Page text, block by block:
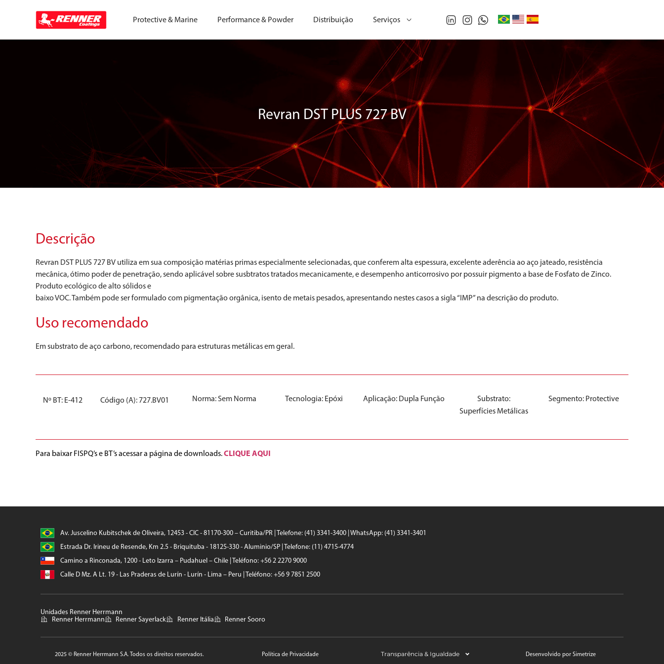
Protective & Marine Performance & Powder Distribuição Serviços
Revran DST PLUS 727 BV
Descrição
Revran DST PLUS 727 BV utiliza em sua composição matérias primas especialmente selecionadas, que conferem alta espessura, excelente aderência ao aço jateado, resistência
mecânica, ótimo poder de penetração, sendo aplicável sobre susbtratos tratados mecanicamente, e desempenho anticorrosivo por possuir pigmento a base de Fosfato de Zinco.
Produto ecológico de alto sólidos e
baixo VOC. Também pode ser formulado com pigmentação orgânica, isento de metais pesados, apresentando nestes casos a sigla “IMP” na descrição do produto.
Uso recomendado
Em substrato de aço carbono, recomendado para estruturas metálicas em geral.
Nº BT: E-412 Código (A): 727.BV01 Norma:Sem Norma Tecnologia: Epóxi Aplicação: Dupla Função
Substrato:
Superfícies Metálicas
Segmento: Protective
Para baixar FISPQ’s e BT’s acessar a página de downloads.CLIQUE AQUI
Av. Juscelino Kubitschek de Oliveira, 12453 - CIC - 81170-300 – Curitiba/PR | Telefone: (41) 3341-3400 | WhatsApp: (41) 3341-3401
Estrada Dr. Irineu de Resende, Km 2.5 - Briquituba - 18125-330 - Aluminio/SP | Telefone: (11) 4715-4774
Camino a Rinconada, 1200 - Leto Izarra – Pudahuel – Chile | Teléfono: +56 2 2270 9000
Calle D Mz. A Lt. 19 - Las Praderas de Lurín - Lurín - Lima – Peru | Teléfono: +56 9 7851 2500
Unidades Renner Herrmann
Renner Herrmann
Renner Sayerlack Renner Itália Renner Sooro
2025 © Renner Herrmann S.A. Todos os direitos reservados. Política de Privacidade Transparência & Igualdade Desenvolvido por Simetrize